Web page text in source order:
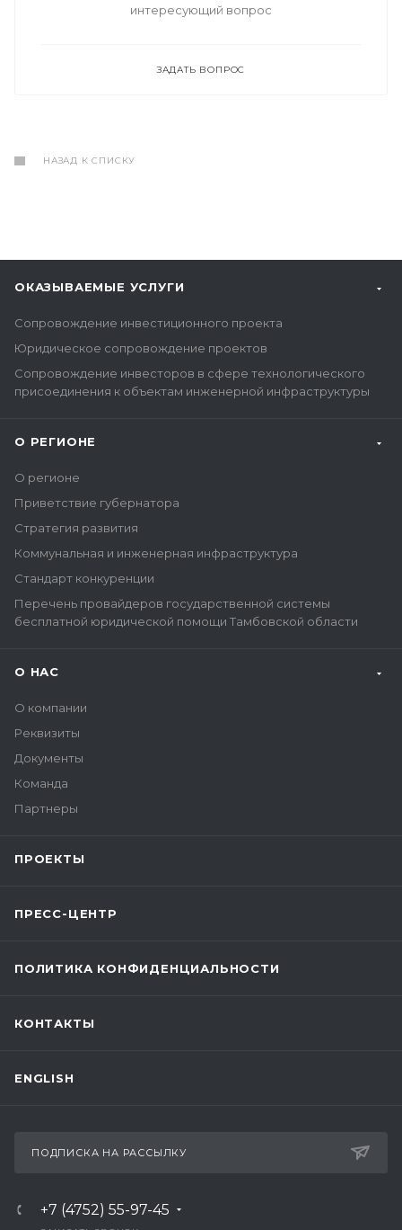
интересующий вопрос
ЗАДАТЬ ВОПРОС
НАЗАД К СПИСКУ
ОКАЗЫВАЕМЫЕ УСЛУГИ
Сопровождение инвестиционного проекта
Юридическое сопровождение проектов
Сопровождение инвесторов в сфере технологического
присоединения к объектам инженерной инфраструктуры
О РЕГИОНЕ
О регионе
Приветствие губернатора
Стратегия развития
Коммунальная и инженерная инфраструктура
Стандарт конкуренции
Перечень провайдеров государственной системы
бесплатной юридической помощи Тамбовской области
О НАС
О компании
Реквизиты
Документы
Команда
Партнеры
ПРОЕКТЫ
ПРЕСС-ЦЕНТР
ПОЛИТИКА КОНФИДЕНЦИАЛЬНОСТИ
КОНТАКТЫ
ENGLISH
ПОДПИСКА НА РАССЫЛКУ
+7 (4752) 55-97-45